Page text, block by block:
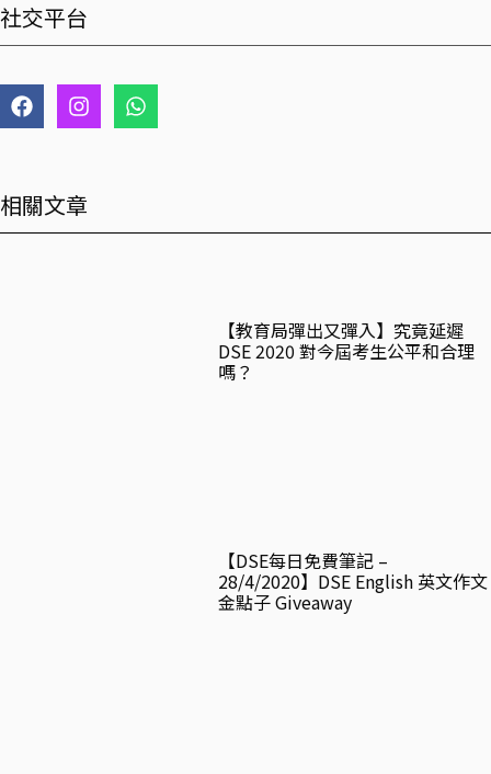
社交平台
F
a
c
o
o
I
n
s
g
r
W
h
a
p
相關文章
【教育局彈出又彈入】究竟延遲
DSE 2020 對今屆考生公平和合理
嗎？
【DSE每日免費筆記 –
28/4/2020】DSE English 英文作文
金點子 Giveaway